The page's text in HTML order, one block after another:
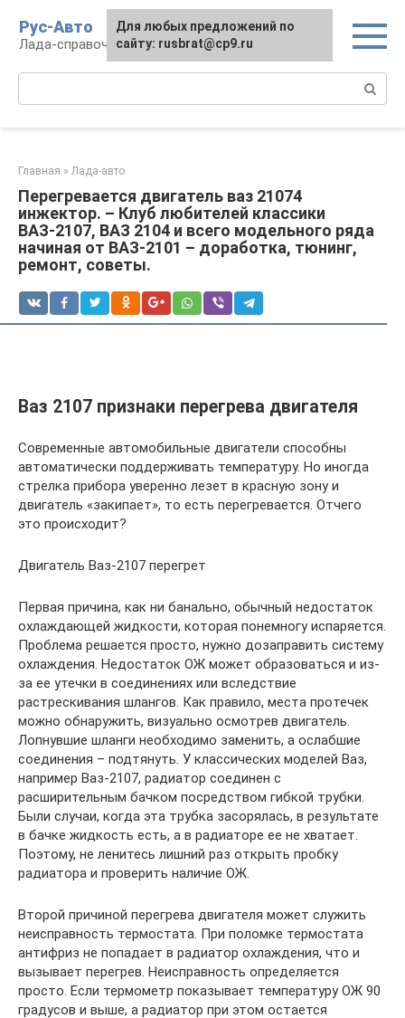
контенту
Рус-Авто
Лада-справочник
Главная » Лада-авто
Перегревается двигатель ваз 21074
инжектор. – Клуб любителей классики
ВАЗ-2107, ВАЗ 2104 и всего модельного ряда
начиная от ВАЗ-2101 – доработка, тюнинг,
ремонт, советы.
Ваз 2107 признаки перегрева двигателя
Современные автомобильные двигатели способны
автоматически поддерживать температуру. Но иногда
стрелка прибора уверенно лезет в красную зону и
двигатель «закипает», то есть перегревается. Отчего
это происходит?
Двигатель Ваз-2107 перегрет
Первая причина, как ни банально, обычный недостаток
охлаждающей жидкости, которая понемногу испаряется.
Проблема решается просто, нужно дозаправить систему
охлаждения. Недостаток ОЖ может образоваться и из-
за ее утечки в соединениях или вследствие
растрескивания шлангов. Как правило, места протечек
можно обнаружить, визуально осмотрев двигатель.
Лопнувшие шланги необходимо заменить, а ослабшие
соединения – подтянуть. У классических моделей Ваз,
например Ваз-2107, радиатор соединен с
расширительным бачком посредством гибкой трубки.
Были случаи, когда эта трубка засорялась, в результате
в бачке жидкость есть, а в радиаторе ее не хватает.
Поэтому, не ленитесь лишний раз открыть пробку
радиатора и проверить наличие ОЖ.
Второй причиной перегрева двигателя может служить
неисправность термостата. При поломке термостата
антифриз не попадает в радиатор охлаждения, что и
вызывает перегрев. Неисправность определяется
просто. Если термометр показывает температуру ОЖ 90
градусов и выше, а радиатор при этом остается
Для любых предложений по
сайту: rusbrat@cp9.ru